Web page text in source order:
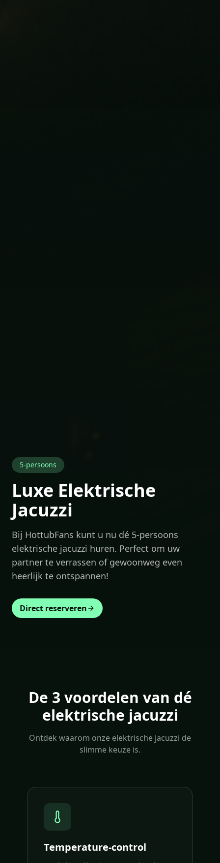
5-persoons
Luxe Elektrische
Jacuzzi
Bij HottubFans kunt u nu dé 5-persoons
elektrische jacuzzi huren. Perfect om uw
partner te verrassen of gewoonweg even
heerlijk te ontspannen!
Direct reserveren
De 3 voordelen van dé
elektrische jacuzzi
Ontdek waarom onze elektrische jacuzzi de
slimme keuze is.
Temperature-control